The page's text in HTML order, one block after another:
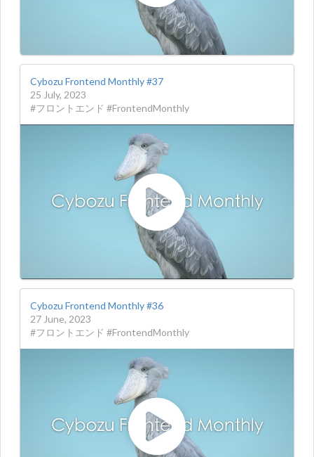
Cybozu Frontend Monthly #37
25 July, 2023
#フロントエンド #FrontendMonthly
Cybozu Frontend Monthly #36
27 June, 2023
#フロントエンド #FrontendMonthly